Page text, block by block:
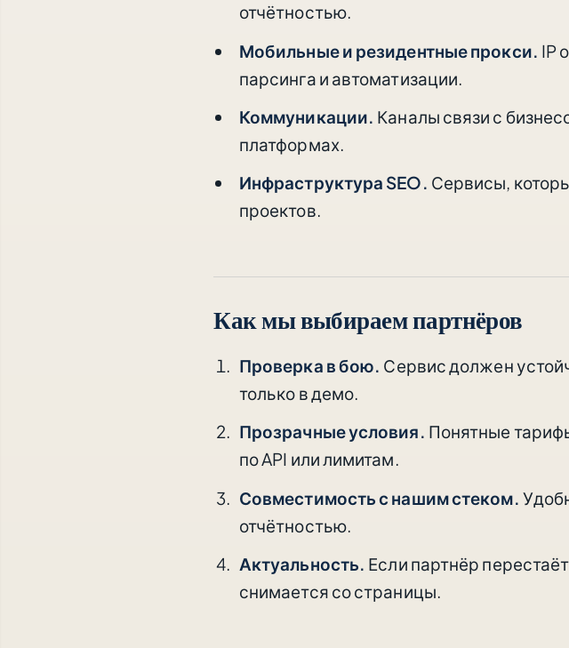
отчётностью.
Мобильные и резидентные прокси. IP
парсинга и автоматизации.
Коммуникации. Каналы связи с
платформах.
Инфраструктура SEO. Сервисы,
проектов.
Как мы выбираем партнёров
Проверка в бою. Сервис должен
только в демо.
Прозрачные условия. Понятные
по API или лимитам.
Совместимость с нашим стеком.
отчётностью.
Актуальность. Если партнёр
снимается со страницы.